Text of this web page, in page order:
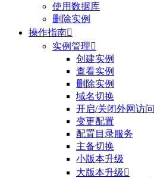
使用数据库
删除实例
操作指南
实例管理
创建实例
查看实例
删除实例
域名切换
开启/关闭外网访问
变更配置
配置目录服务
主备切换
小版本升级
大版本升级